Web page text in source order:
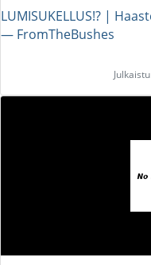
LUMISUKELLUS!? |
― FromTheBushes